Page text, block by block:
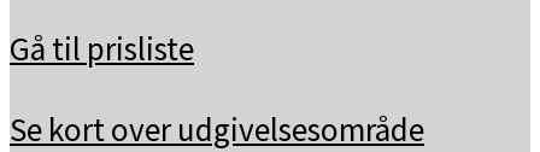
Gå til prisliste
Se kort over udgivelsesområde